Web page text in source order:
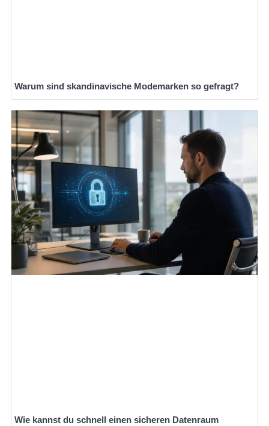
Warum sind skandinavische Modemarken so gefragt?
Wie kannst du schnell einen sicheren Datenraum